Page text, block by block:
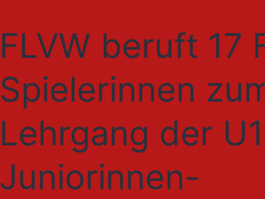
FLVW beruft 17
Spielerinnen
Lehrgang der
Juniorinnen-